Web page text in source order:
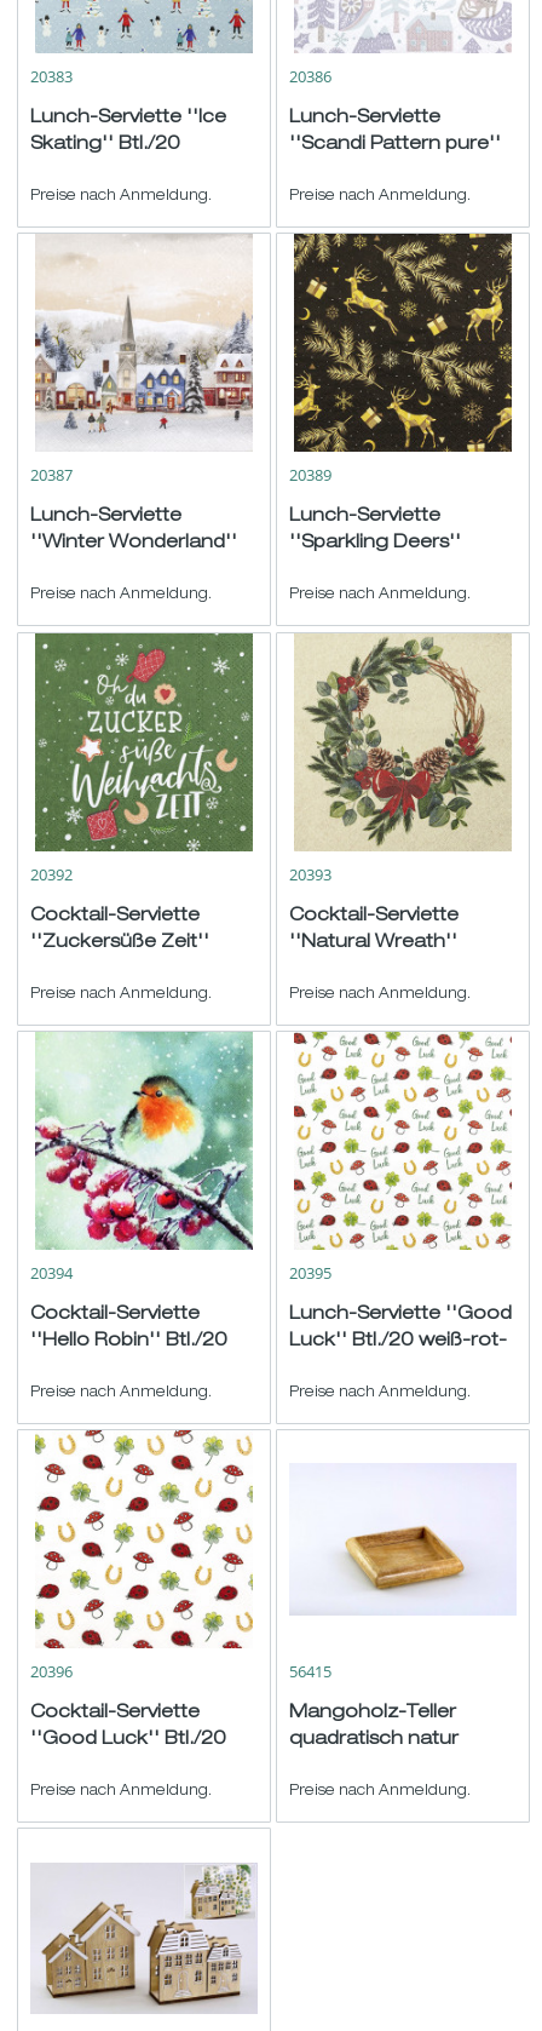
20383
Lunch-Serviette ''Ice
Skating'' Btl./20
33x33cm
Preise nach Anmeldung.
20386
Lunch-Serviette
''Scandi Pattern pure''
Preise nach Anmeldung.
20387
Lunch-Serviette
''Winter Wonderland''
33x33cm
Preise nach Anmeldung.
20389
Lunch-Serviette
''Sparkling Deers''
33x33cm
Preise nach Anmeldung.
20392
Cocktail-Serviette
''Zuckersüße Zeit''
25x25cm
Preise nach Anmeldung.
20393
Cocktail-Serviette
''Natural Wreath''
25x25cm
Preise nach Anmeldung.
20394
Cocktail-Serviette
''Hello Robin'' Btl./20
25x25cm
Preise nach Anmeldung.
20395
Lunch-Serviette ''Good
Luck'' Btl./20 weiß-rot-
Preise nach Anmeldung.
20396
Cocktail-Serviette
''Good Luck'' Btl./20
25x25cm
Preise nach Anmeldung.
56415
Mangoholz-Teller
quadratisch natur
Preise nach Anmeldung.